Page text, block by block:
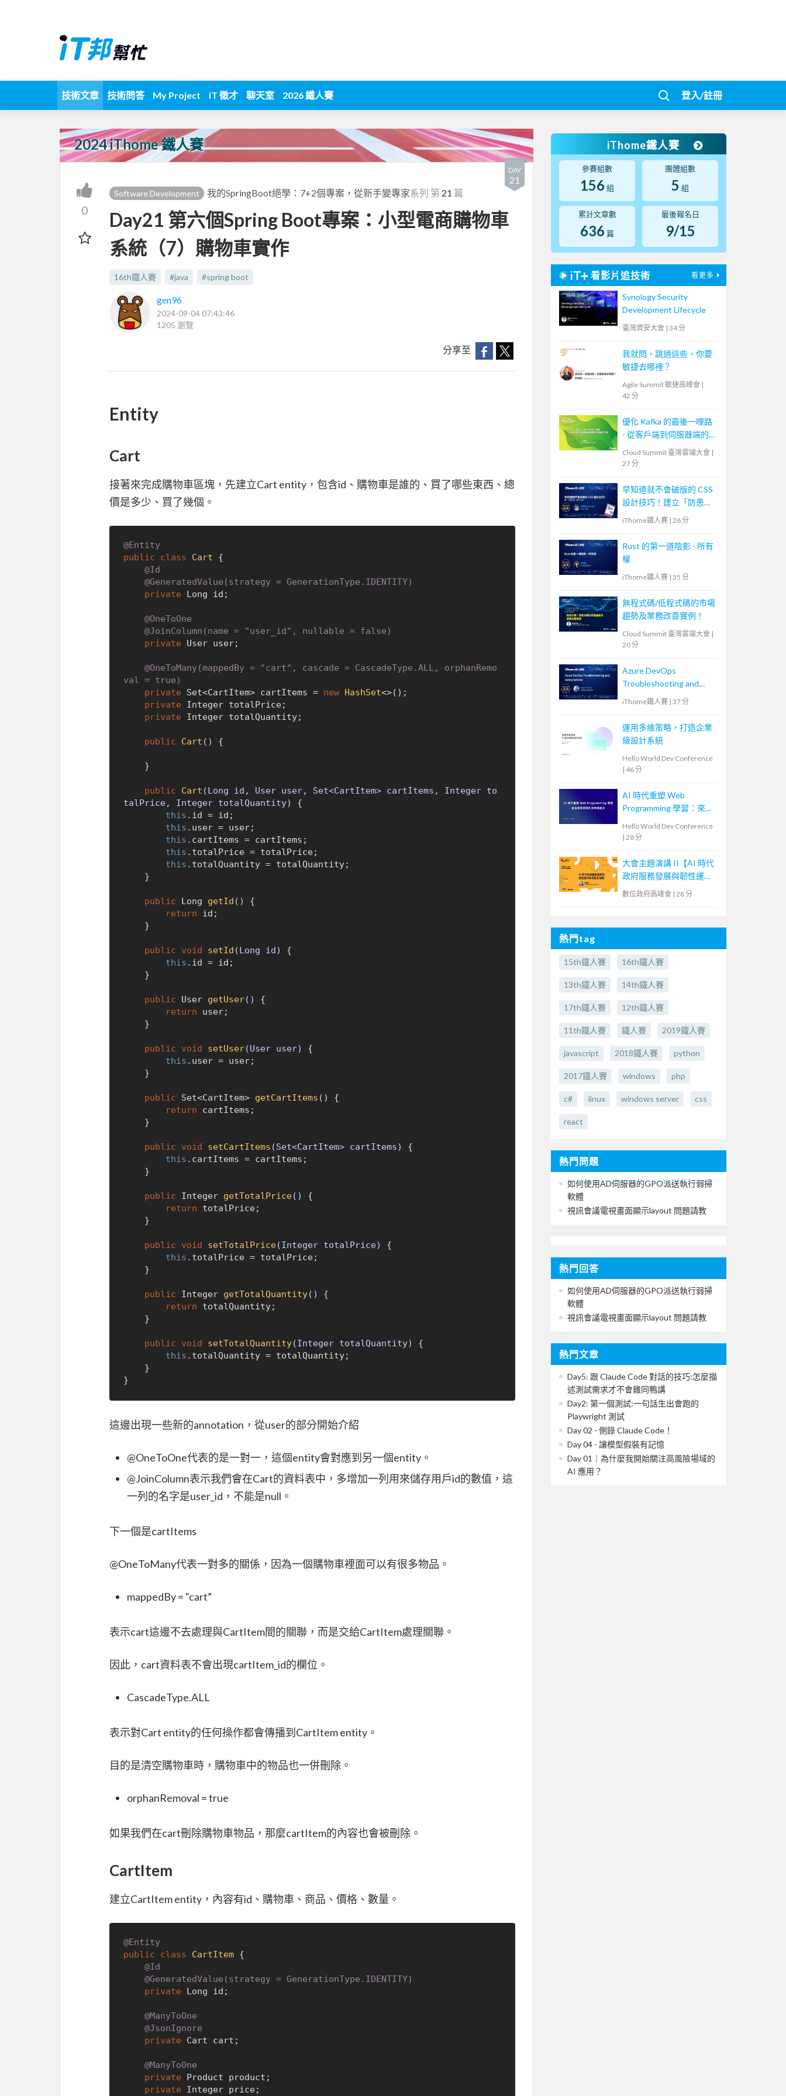
技術文章 技術問答 My Project iT 徵才 聊天室 2026 鐵人賽 登入/註冊
2024 iThome 鐵人賽
DAY
21
0
Software Development 我的SpringBoot絕學：7+2個專案，從新手變專家系列 第 21 篇
Day21 第六個Spring Boot專案：小型電商購物車
系統（7）購物車實作
16th鐵人賽 #java #spring boot
gen96
2024-09-04 07:43:46
1205 瀏覽
分享至
Entity
Cart
接著來完成購物車區塊，先建立Cart entity，包含id、購物車是誰的、買了哪些東西、總
價是多少、買了幾個。
@Entity
public
class Cart {
@Id
@GeneratedValue(strategy = GenerationType.IDENTITY)
private Long id;
@OneToOne
@JoinColumn(name = "user_id", nullable = false)
private User user;
@OneToMany(mappedBy = "cart", cascade = CascadeType.ALL, orphanRemo
val = true)
private Set<CartItem> cartItems = new HashSet<>();
private Integer totalPrice;
private Integer totalQuantity;
public Cart () {
public Cart (Long id, User user, Set<CartItem> cartItems, Integer to
talPrice, Integer totalQuantity)
{
this .id = id;
this .user = user;
this .cartItems = cartItems;
this .totalPrice = totalPrice;
this .totalQuantity = totalQuantity;
public Long getId ()
{
return id;
public void setId (Long id)
{
this .id = id;
public User getUser()
{
return user;
public void setUser(User user)
{
this .user = user;
public Set<CartItem> getCartItems ()
{
return cartItems;
public void setCartItems (Set<CartItem> cartItems)
{
this .cartItems = cartItems;
public Integer getTotalPrice()
{
return totalPrice;
public void setTotalPrice(Integer totalPrice)
{
this .totalPrice = totalPrice;
public Integer getTotalQuantity()
{
return totalQuantity;
public void setTotalQuantity(Integer totalQuantity)
{
this .totalQuantity = totalQuantity;
這邊出現一些新的annotation，從user的部分開始介紹
@OneToOne代表的是一對一，這個entity會對應到另一個entity。
@JoinColumn表示我們會在Cart的資料表中，多增加一列用來儲存用戶id的數值，這
一列的名字是user_id，不能是null。
下一個是cartItems
@OneToMany代表一對多的關係，因為一個購物車裡面可以有很多物品。
mappedBy = "cart”
表示cart這邊不去處理與CartItem間的關聯，而是交給CartItem處理關聯。
因此，cart資料表不會出現cartItem_id的欄位。
CascadeType.ALL
表示對Cart entity的任何操作都會傳播到CartItem entity。
目的是清空購物車時，購物車中的物品也一併刪除。
orphanRemoval = true
如果我們在cart刪除購物車物品，那麼cartItem的內容也會被刪除。
CartItem
建立CartItem entity，內容有id、購物車、商品、價格、數量。
@Entity
public
class CartItem {
@Id
@GeneratedValue(strategy = GenerationType.IDENTITY)
private Long id;
@ManyToOne
@JsonIgnore
private Cart cart;
@ManyToOne
private Product product;
private Integer price;
iThome鐵人賽
參賽組數
156 組
團體組數
5 組
累計文章數
636 篇
最後報名日
9/15
看影片追技術 看更多
Synology Security
Development Lifecycle
臺灣資安大會 | 34 分
我就問，跳過這些，你要
敏捷去哪裡？
Agile Summit 敏捷高峰會 |
42 分
優化 Kafka 的最後一哩路
- 從客戶端到伺服器端的
負載平衡解決方案
Cloud Summit 臺灣雲端大會 |
27 分
早知道就不會破版的 CSS
設計技巧！建立「防患未
然」的匠人心態
iThome鐵人賽 | 26 分
Rust 的第一道陰影 - 所有
權
iThome鐵人賽 | 35 分
無程式碼/低程式碼的市場
趨勢及業務改善實例！
Cloud Summit 臺灣雲端大會 |
20 分
Azure DevOps
Troubleshooting and
best practices
iThome鐵人賽 | 37 分
運用多維策略，打造企業
級設計系統
Hello World Dev Conference
| 46 分
AI 時代重塑 Web
Programming 學習：來自
Hello World Dev Conference
| 28 分
大會主題演講 II【AI 時代
政府服務發展與韌性運作
的潛能及挑戰】
數位政府高峰會 | 28 分
熱門tag
15th鐵人賽 16th鐵人賽
13th鐵人賽 14th鐵人賽
17th鐵人賽 12th鐵人賽
11th鐵人賽 鐵人賽 2019鐵人賽
javascript 2018鐵人賽 python
2017鐵人賽 windows php
c# linux windows server css
react
熱門問題
如何使用AD伺服器的GPO派送執行弱掃
軟體
視訊會議電視畫面顯示layout 問題請教
熱門回答
如何使用AD伺服器的GPO派送執行弱掃
軟體
視訊會議電視畫面顯示layout 問題請教
熱門文章
Day5: 跟 Claude Code 對話的技巧:怎麼描
述測試需求才不會雞同鴨講
Day2: 第一個測試:一句話生出會跑的
Playwright 測試
Day 02 - 側錄 Claude Code！
Day 04 - 讓模型假裝有記憶
Day 01｜為什麼我開始關注高風險場域的
AI 應用？